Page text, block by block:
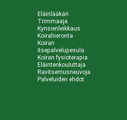
Eläinlääkäri
Trimmaaja
Kynsienleikkaus
Koirahieronta
Koiran
itsepalvelupesula
Koiran fysioterapia
Eläintenkouluttaja
Ravitsemusneuvoja
Palveluiden ehdot